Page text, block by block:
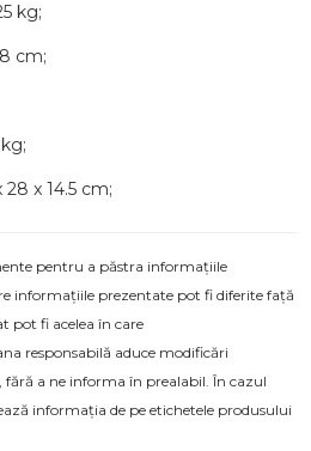
kg;
cm;
x 14.5 cm;
pentru a păstra informațiile
informațiile prezentate pot fi diferite față
pot fi acelea în care
responsabilă aduce modificări
fără a ne informa în prealabil. În cazul
informația de pe etichetele produsului